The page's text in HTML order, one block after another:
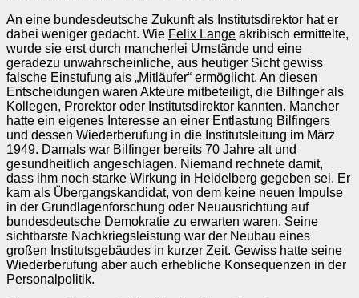
An eine bundesdeutsche Zukunft als Institutsdirektor hat er
dabei weniger gedacht. Wie Felix Lange akribisch ermittelte,
wurde sie erst durch mancherlei Umstände und eine
geradezu unwahrscheinliche, aus heutiger Sicht gewiss
falsche Einstufung als „Mitläufer“ ermöglicht. An diesen
Entscheidungen waren Akteure mitbeteiligt, die Bilfinger als
Kollegen, Prorektor oder Institutsdirektor kannten. Mancher
hatte ein eigenes Interesse an einer Entlastung Bilfingers
und dessen Wiederberufung in die Institutsleitung im März
1949. Damals war Bilfinger bereits 70 Jahre alt und
gesundheitlich angeschlagen. Niemand rechnete damit,
dass ihm noch starke Wirkung in Heidelberg gegeben sei. Er
kam als Übergangskandidat, von dem keine neuen Impulse
in der Grundlagenforschung oder Neuausrichtung auf
bundesdeutsche Demokratie zu erwarten waren. Seine
sichtbarste Nachkriegsleistung war der Neubau eines
großen Institutsgebäudes in kurzer Zeit. Gewiss hatte seine
Wiederberufung aber auch erhebliche Konsequenzen in der
Personalpolitik.